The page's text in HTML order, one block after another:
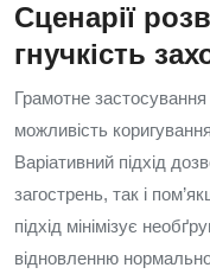
Сценарії
гнучкість
Грамотне
можливість
Варіативний підхід
загострень, так і
підхід мінімізує
відновленню